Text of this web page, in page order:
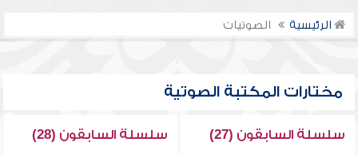
الرئيسية الصوتيات
مختارات المكتبة الصوتية
سلسلة السابقون (27) سلسلة السابقون (28)